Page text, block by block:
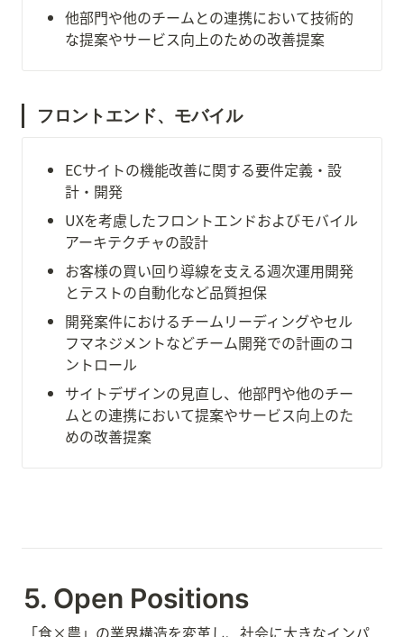
他部門や他のチームとの連携において技術的
な提案やサービス向上のための改善提案
フロントエンド、モバイル
ECサイトの機能改善に関する要件定義・設
計・開発
UXを考慮したフロントエンドおよびモバイル
アーキテクチャの設計
お客様の買い回り導線を支える週次運用開発
とテストの自動化など品質担保
開発案件におけるチームリーディングやセル
フマネジメントなどチーム開発での計画のコ
ントロール
サイトデザインの見直し、他部門や他のチー
ムとの連携において提案やサービス向上のた
めの改善提案
5. Open Positions
「食×農」の業界構造を変革し、社会に大きなインパ